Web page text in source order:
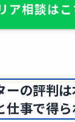
ア相談はこ
ーの評判
仕事で得